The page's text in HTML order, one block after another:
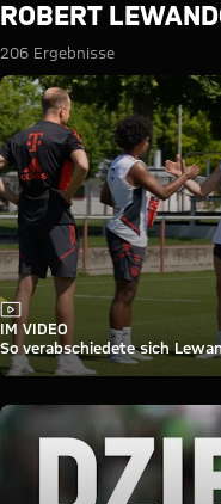
Suche:
ROBERT
206 Ergebnisse
Video
IM VIDEO
So verabschiedete sich